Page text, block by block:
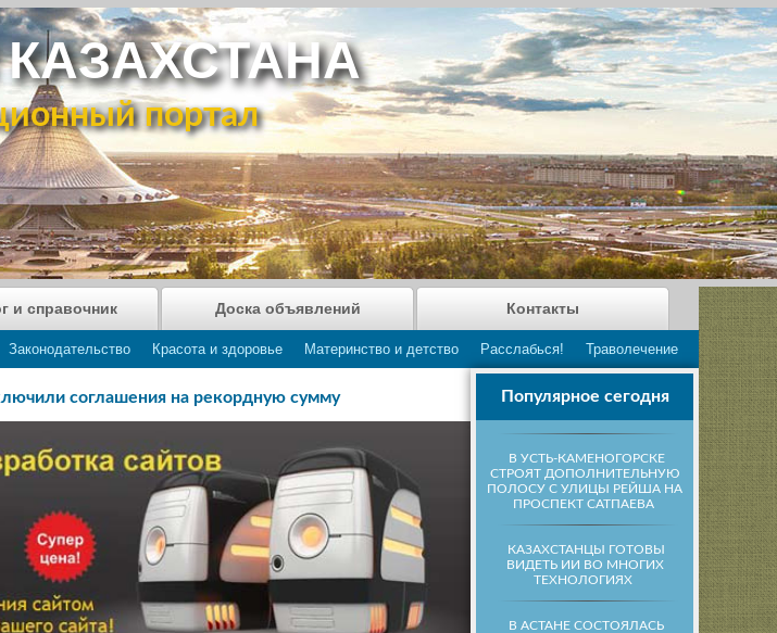
портал
Законодательство Красота и здоровье Материнство и детство Расслабься! Траволечение
и справочник Доска объявлений Контакты
Популярное сегодня
В УСТЬ-КАМЕНОГОРСКЕ
СТРОЯТ ДОПОЛНИТЕЛЬНУЮ
ПОЛОСУ С УЛИЦЫ РЕЙША НА
ПРОСПЕКТ САТПАЕВА
КАЗАХСТАНЦЫ ГОТОВЫ
ВИДЕТЬ ИИ ВО МНОГИХ
ТЕХНОЛОГИЯХ
В АСТАНЕ СОСТОЯЛАСЬ
соглашения на рекордную сумму